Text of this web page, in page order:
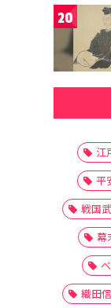
20
江
平
戦国
幕
織田